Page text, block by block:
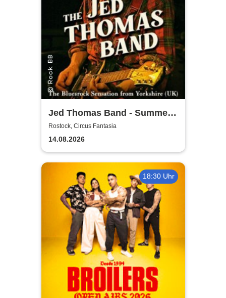
Jed Thomas Band - Summer
Tour 2026
Rostock, Circus Fantasia
14.08.2026
18:30 Uhr